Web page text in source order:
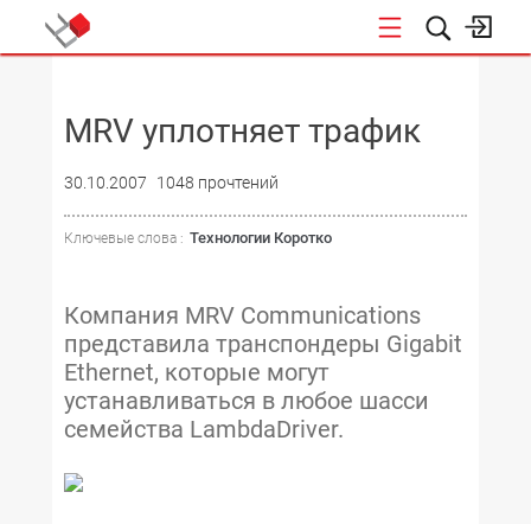
MRV уплотняет трафик
30.10.2007 1048 прочтений
Ключевые слова : Технологии Коротко
Компания MRV Communications
представила транспондеры Gigabit
Ethernet, которые могут
устанавливаться в любое шасси
семейства LambdaDriver.